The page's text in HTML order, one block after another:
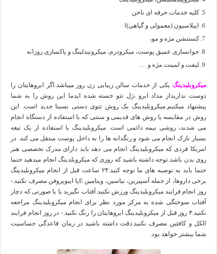
کلیه خدمات حرفه ای ناخن
اپیلاسیون (معمولی و گیاهی)ا
کستنشن مژه و مو،
جوانسازی عمیق پوست، میکرودرم، میکرونیدلینگ و پاکسازی روزانه
لیفت و لمینت مژه و ….
میکروبلیدینگ یکی از خدمات سالن زیبایی زن روز میباشد.اگر ابروهایتان را
دوست نداریداز مداد ابرو ،ژل تتو خسته شده ایدما این روش را به شما
پیشنهاد میکنیم.میکروبلیدینگ یک روش تتوی دستی نسبتا جدید است. این
روش در مقایسه با روش های قدیمی و سنتی که با استفاده از دستگاه انجام
می شدند، روشی نیمه دائمی است. میکروبلیدینگ با استفاده از یک تیغه
بسیار نازک انجام می شود و رنگدانه ها را به داخل پوست منتقل می کند. در
امریکا فردی که میکروبلیدینگ انجام می دهد باید دارای مدرک تخصصی هنر
روی بدن باشد.توجه داشته باشید که روزی که میکروبلدینگ انجام میدهید حتما
حتما باید به توصیه های ما توجه کنید.۲۴ ساعت قبل از انجام میکروبلیدینگ
برخی داروها، از جمله آسپیرین، نیاسین، ویتامین Eیا ایبوپروفن مصرف نکنید.-
روز انجام فرایند میکروبلیدینگ ورزش نکنید.آفتاب نگیرید یا با صورتی که دچار
آفتاب سوختگی شده به مرکز مورد نظر برای انجام میکروبلیدینگ مراجعه
نکنید.۳ روز قبل از میکروبلیدینگ ابروهایتان را رنگ نکنید.- در روز انجام فرایند
الکل و کافئین مصرف نکنید.دقت داشته باشید در زمان قاعدگی حساسیت
شما بیشتر خواهد بود.